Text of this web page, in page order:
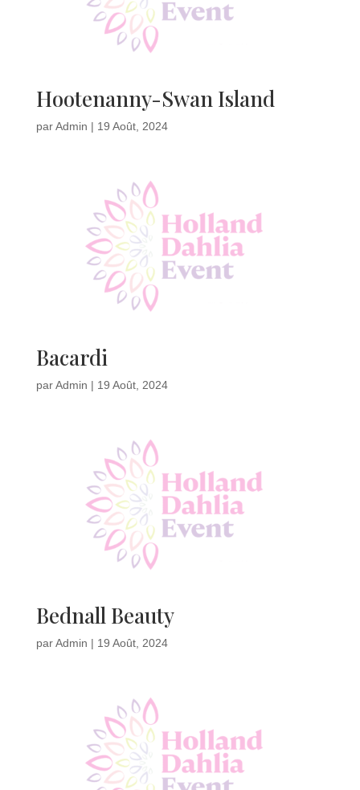
Hootenanny-Swan Island
parAdmin | 19 Août, 2024
Bacardi
parAdmin | 19 Août, 2024
Bednall Beauty
parAdmin | 19 Août, 2024